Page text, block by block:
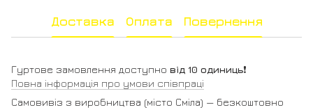
Доставка Оплата Повернення
Гуртове замовлення доступно від 10 одиниць❗️
Повна інформація про умови співпраці
Самовивіз з виробництва (місто Сміла) — безкоштовно